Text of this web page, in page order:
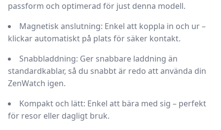
passform och optimerad för just denna modell.
Magnetisk anslutning: Enkel att koppla in och ur –
klickar automatiskt på plats för säker kontakt.
Snabbladdning: Ger snabbare laddning än
standardkablar, så du snabbt är redo att använda din
ZenWatch igen.
Kompakt och lätt: Enkel att bära med sig – perfekt
för resor eller dagligt bruk.